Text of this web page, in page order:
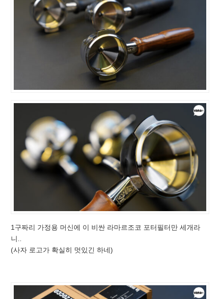
1구짜리 가정용 머신에 이 비싼 라마르조코 포터필터만 세개라
니..
(사자 로고가 확실히 멋있긴 하네)